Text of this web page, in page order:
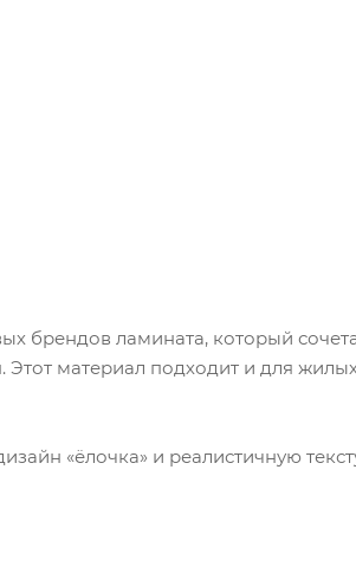
брендов ламината, который
Этот материал подходит и для
«ёлочка» и реалистичную